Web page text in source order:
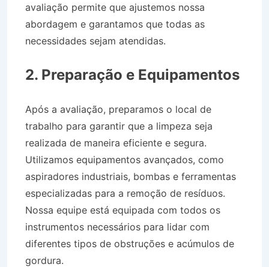
avaliação permite que ajustemos nossa
abordagem e garantamos que todas as
necessidades sejam atendidas.
2. Preparação e Equipamentos
Após a avaliação, preparamos o local de
trabalho para garantir que a limpeza seja
realizada de maneira eficiente e segura.
Utilizamos equipamentos avançados, como
aspiradores industriais, bombas e ferramentas
especializadas para a remoção de resíduos.
Nossa equipe está equipada com todos os
instrumentos necessários para lidar com
diferentes tipos de obstruções e acúmulos de
gordura.